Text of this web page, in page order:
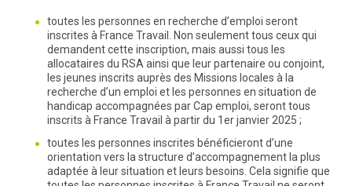
toutes les personnes en recherche d’emploi seront
inscrites à France Travail. Non seulement tous ceux qui
demandent cette inscription, mais aussi tous les
allocataires du RSA ainsi que leur partenaire ou conjoint,
les jeunes inscrits auprès des Missions locales à la
recherche d’un emploi et les personnes en situation de
handicap accompagnées par Cap emploi, seront tous
inscrits à France Travail à partir du 1er janvier 2025 ;
toutes les personnes inscrites bénéficieront d’une
orientation vers la structure d’accompagnement la plus
adaptée à leur situation et leurs besoins. Cela signifie que